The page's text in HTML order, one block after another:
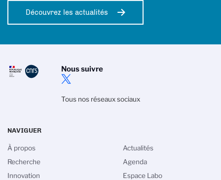
Découvrez les actualités
Nous suivre
Tous nos réseaux sociaux
NAVIGUER
À propos
Recherche
Innovation
Actualités
Agenda
Espace Labo